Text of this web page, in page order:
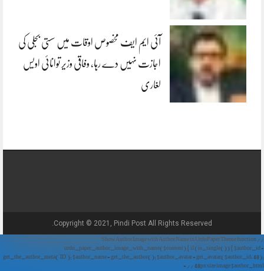
آئی ایم ایف مخصوص اوقات میں سستی بجلی کی
اجازت نہیں دے رہا، وفاقی وزیر توانائی اویس
لغاری
Copyright © 2021, Pindi Post All Rights Reserved.
// Show Author Image with Author Name in UrduPaper Theme function
urdu_paper_author_image_with_name($content) { if (is_single()) { $author_id =
get_the_author_meta('ID'); $author_name = get_the_author(); $author_avatar = get_avatar($author_id, 48);
// 48px size image $author_html = '